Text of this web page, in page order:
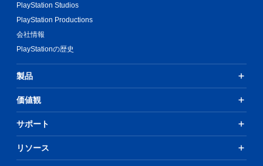
PlayStation Studios
PlayStation Productions
会社情報
PlayStationの歴史
製品
価値観
サポート
リソース